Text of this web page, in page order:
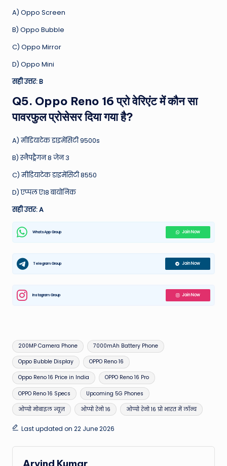
A) Oppo Screen
B) Oppo Bubble
C) Oppo Mirror
D) Oppo Mini
सही उत्तर: B
Q5. Oppo Reno 16 प्रो वेरिएंट में कौन सा
पावरफुल प्रोसेसर दिया गया है?
A) मीडियाटेक डाइमेंसिटी 9500s
B) स्नैपड्रैगन 8 जेन 3
C) मीडियाटेक डाइमेंसिटी 8550
D) एप्पल ए18 बायोनिक
सही उत्तर: A
WhatsApp Group Join Now
Telegram Group Join Now
Instagram Group Join Now
Tags:
200MP Camera Phone 7000mAh Battery Phone
Oppo Bubble Display OPPO Reno 16
Oppo Reno 16 Price in India OPPO Reno 16 Pro
OPPO Reno 16 Specs Upcoming 5G Phones
ओप्पो मोबाइल न्यूज़ ओप्पो रेनो 16 ओप्पो रेनो 16 प्रो भारत में लॉन्च
Last updated on 22 June 2026
Arvind Kumar